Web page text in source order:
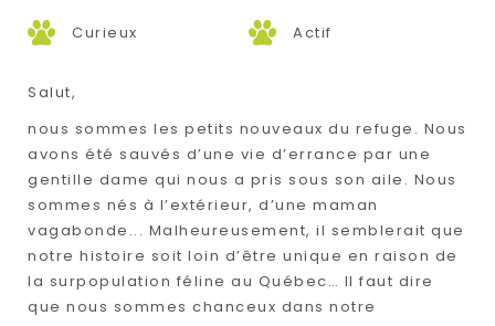
Curieux Actif
Salut,
nous sommes les petits nouveaux du refuge. Nous
avons été sauvés d’une vie d’errance par une
gentille dame qui nous a pris sous son aile. Nous
sommes nés à l’extérieur, d’une maman
vagabonde... Malheureusement, il semblerait que
notre histoire soit loin d’être unique en raison de
la surpopulation féline au Québec… Il faut dire
que nous sommes chanceux dans notre